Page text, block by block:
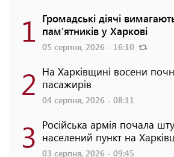
1 Громадські діячі
пам'ятників у Харкові
05 серпня, 2026 - 16:10
2 На Харківщині восени
пасажирів
04 серпня, 2026 - 08:11
3 Російська армія почала
населений пункт на
03 серпня, 2026 - 09:45